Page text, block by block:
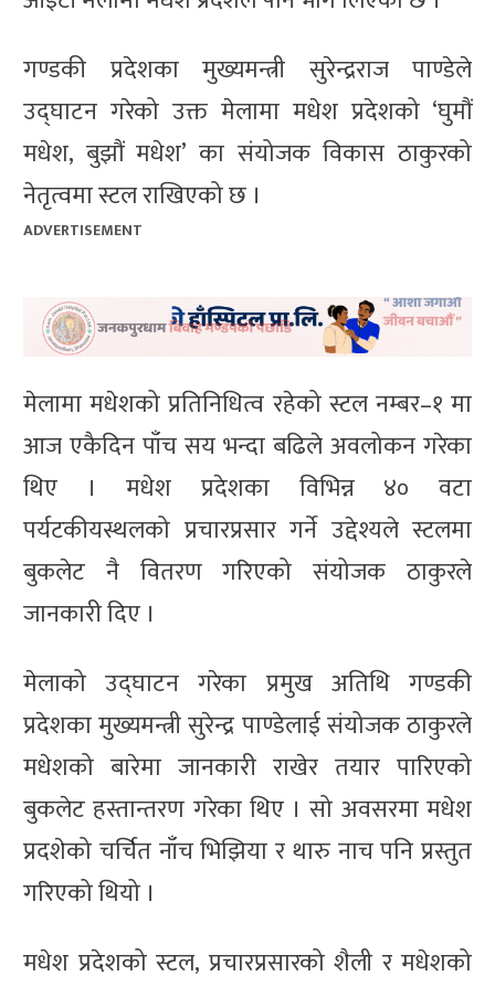
गण्डकी प्रदेशका मुख्यमन्त्री सुरेन्द्रराज पाण्डेले
उद्घाटन गरेको उक्त मेलामा मधेश प्रदेशको ‘घुमौं
मधेश, बुझौं मधेश’ का संयोजक विकास ठाकुरको
नेतृत्वमा स्टल राखिएको छ ।
ADVERTISEMENT
मेलामा मधेशको प्रतिनिधित्व रहेको स्टल नम्बर–१ मा
आज एकैदिन पाँच सय भन्दा बढिले अवलोकन गरेका
थिए । मधेश प्रदेशका विभिन्न ४० वटा
पर्यटकीयस्थलको प्रचारप्रसार गर्ने उद्देश्यले स्टलमा
बुकलेट नै वितरण गरिएको संयोजक ठाकुरले
जानकारी दिए ।
मेलाको उद्घाटन गरेका प्रमुख अतिथि गण्डकी
प्रदेशका मुख्यमन्त्री सुरेन्द्र पाण्डेलाई संयोजक ठाकुरले
मधेशको बारेमा जानकारी राखेर तयार पारिएको
बुकलेट हस्तान्तरण गरेका थिए । सो अवसरमा मधेश
प्रदशेको चर्चित नाँच भिझिया र थारु नाच पनि प्रस्तुत
गरिएको थियो ।
मधेश प्रदेशको स्टल, प्रचारप्रसारको शैली र मधेशको